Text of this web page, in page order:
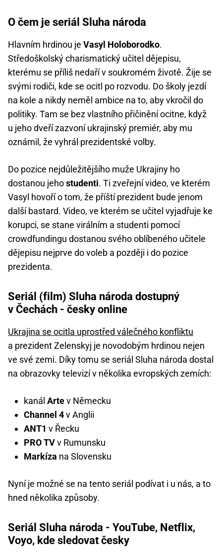
O čem je seriál Sluha národa
Hlavním hrdinou je Vasyl Holoborodko.
Středoškolský charismatický učitel dějepisu,
kterému se příliš nedaří v soukromém životě. Žije se
svými rodiči, kde se ocitl po rozvodu. Do školy jezdí
na kole a nikdy neměl ambice na to, aby vkročil do
politiky. Tam se bez vlastního přičinění ocitne, když
u jeho dveří zazvoní ukrajinský premiér, aby mu
oznámil, že vyhrál prezidentské volby.
Do pozice nejdůležitějšího muže Ukrajiny ho
dostanou jehostudenti. Ti zveřejní video, ve kterém
Vasyl hovoří o tom, že příští prezident bude jenom
další bastard. Video, ve kterém se učitel vyjadřuje ke
korupci, se stane virálním a studenti pomocí
crowdfundingu dostanou svého oblíbeného učitele
dějepisu nejprve do voleb a později i do pozice
prezidenta.
Seriál (film) Sluha národa dostupný
v Čechách - česky online
Ukrajina se ocitla uprostřed válečného konfliktu
a prezident Zelenskyj je novodobým hrdinou nejen
ve své zemi. Díky tomu se seriál Sluha národa dostal
na obrazovky televizí v několika evropských zemích:
kanál Artev Německu
Channel 4v Anglii
ANT1 v Řecku
PRO TVv Rumunsku
Markíza na Slovensku
Nyní je možné se na tento seriál podívat i u nás, a to
hned několika způsoby.
Seriál Sluha národa - YouTube, Netflix,
Voyo, kde sledovat česky